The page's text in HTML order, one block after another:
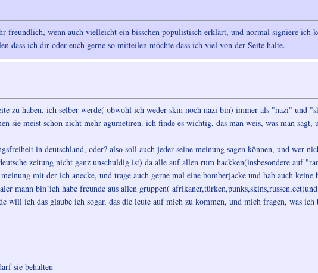
freundlich, wenn auch vielleicht ein bisschen populistisch erklärt, und normal signiere ich
dass ich dir oder euch gerne so mitteilen möchte dass ich viel von der Seite halte.
zu haben. ich selber werde( obwohl ich weder skin noch nazi bin) immer als "nazi" und
sie meist schon nicht mehr agumetiren. ich finde es wichtig, das man weis, was man sagt,
in deutschland, oder? also soll auch jeder seine meinung sagen können, und wer
zeitung nicht ganz unschuldig ist) da alle auf allen rum hackken(insbesondere auf
mit der ich anecke, und trage auch gerne mal eine bomberjacke und hab auch
mann bin!ich habe freunde aus allen gruppen(
will ich das glaube ich sogar, das die leute auf mich zu kommen, und mich fragen, was
sie behalten